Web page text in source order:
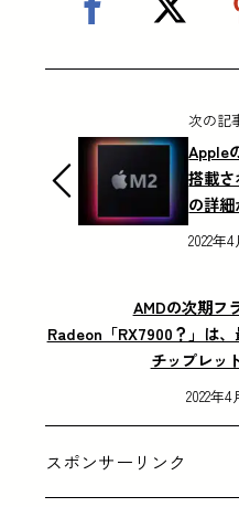
次の記
Apple
搭載
の詳
2022年4
AMDの次期フ
Radeon「RX7900？」は
チップレッ
2022年4
スポンサーリンク